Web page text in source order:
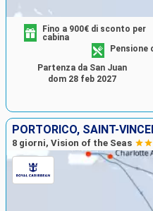
Fino a 900€ di sconto per
cabina
Pensione
Partenza da San Juan
dom 28 feb 2027
8 giorni, Vision of the Seas